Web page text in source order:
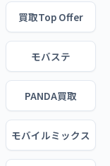
買取Top Offer
モバステ
PANDA買取
モバイルミックス